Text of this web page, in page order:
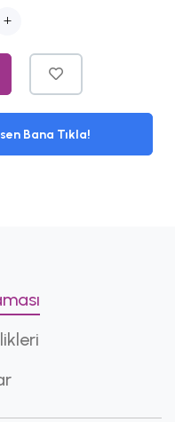
+
Bana Tıkla!